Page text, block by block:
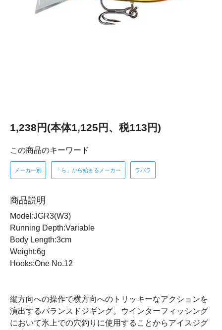
1,238円(本体1,125円、税113円)
この商品のキーワード
メーカー別 「ら」から始まるメーカー ラパラ
商品説明
Model:JGR3(W3)
Running Depth:Variable
Body Length:3cm
Weight:6g
Hooks:One No.12
縦方向への操作で横方向へのトリッキーなアクションを
演出するバランスドジギング。ウインターフィッシング
において氷上での穴釣りに使用することからアイスジグ